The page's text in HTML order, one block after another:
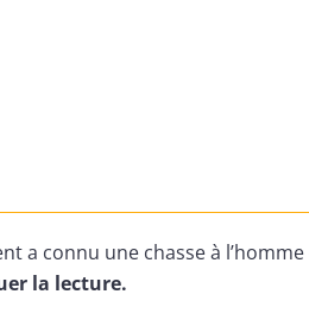
a connu une chasse à
la lecture.